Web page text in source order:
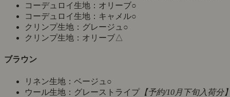
コーデュロイ生地：オリーブ○
コーデュロイ生地：キャメル○
クリンプ生地：グレージュ ○
クリンプ生地：オリーブ△
ブラウン
リネン生地：ベージュ ○
ウール生地：グレーストライプ【予約/10月下旬入荷分